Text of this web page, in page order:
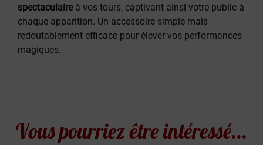
spectaculaireà vos tours, captivant ainsi votre public à
chaque apparition. Un accessoire simple mais
redoutablement efficace pour élever vos performances
magiques.
Vous pourriez être intéressé...